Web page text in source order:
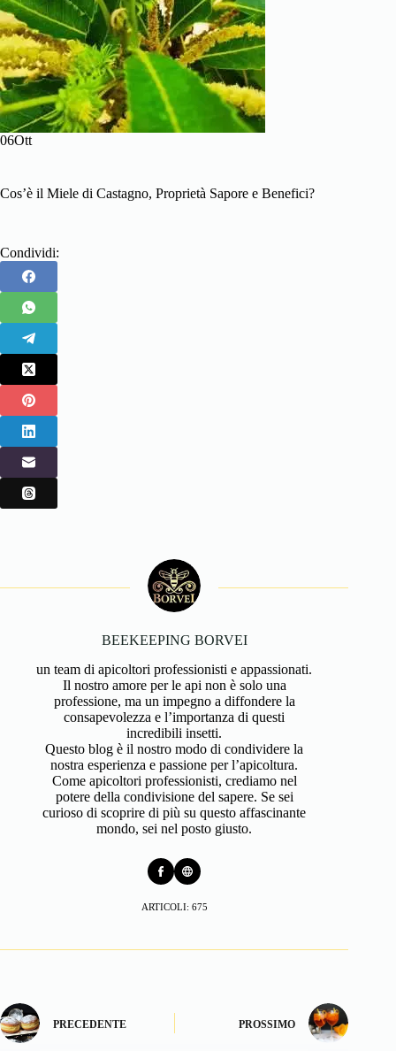
06Ott
Cos’è il Miele di Castagno, Proprietà Sapore e Benefici?
Condividi:
BEEKEEPING BORVEI
un team di apicoltori professionisti e appassionati.
Il nostro amore per le api non è solo una
professione, ma un impegno a diffondere la
consapevolezza e l’importanza di questi
incredibili insetti.
Questo blog è il nostro modo di condividere la
nostra esperienza e passione per l’apicoltura.
Come apicoltori professionisti, crediamo nel
potere della condivisione del sapere. Se sei
curioso di scoprire di più su questo affascinante
mondo, sei nel posto giusto.
ARTICOLI: 675
PRECEDENTE PROSSIMO